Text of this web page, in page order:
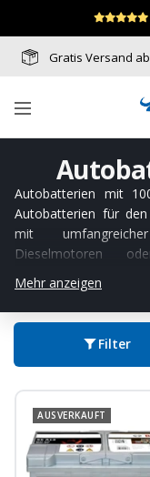
Zum Menü
Fußzeile springen
Inhalt
Gratis Versand
Navigation
Autobatterien mit
Autobatterien für den
mit
Dieselmotoren
Standheizung und
leistungsstarke
online bestellen.
Für Fahrzeuge mit
Autobatterien bis
größere
Mehr anzeigen
Filter
AUSVERKAUFT